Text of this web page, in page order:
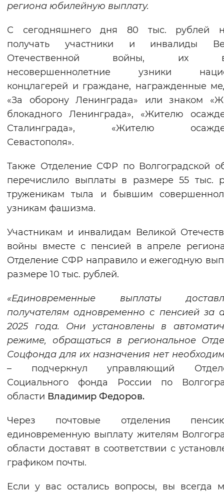
региона юбилейную выплату.
С сегодняшнего дня 80 тыс. рублей
получать участники и инвалиды
Отечественной войны, их
несовершеннолетние узники
концлагерей и граждане, награжденные
«За оборону Ленинграда» или знаком
блокадного Ленинграда», «Жителю
Сталинграда», «Жителю
Севастополя».
Также Отделение СФР по Волгоградской
перечислило выплаты в размере 55 тыс.
труженикам тыла и бывшим
узникам фашизма.
Участникам и инвалидам Великой
войны вместе с пенсией в апреле
Отделение СФР направило и ежегодную
размере 10 тыс. рублей.
«Единовременные выплаты
получателям одновременно с пенсией за
2025 года. Они установлены в
режиме, обращаться в региональное
Соцфонда для их назначения нет
– подчеркнул управляющий
Социального фонда России по
области Владимир Федоров.
Через почтовые отделения
единовременную выплату жителям
области доставят в соответствии с
графиком почты.
Если у вас остались вопросы, вы всегда